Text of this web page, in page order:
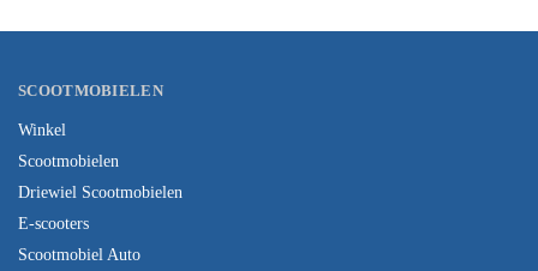
SCOOTMOBIELEN
Winkel
Scootmobielen
Driewiel Scootmobielen
E-scooters
Scootmobiel Auto